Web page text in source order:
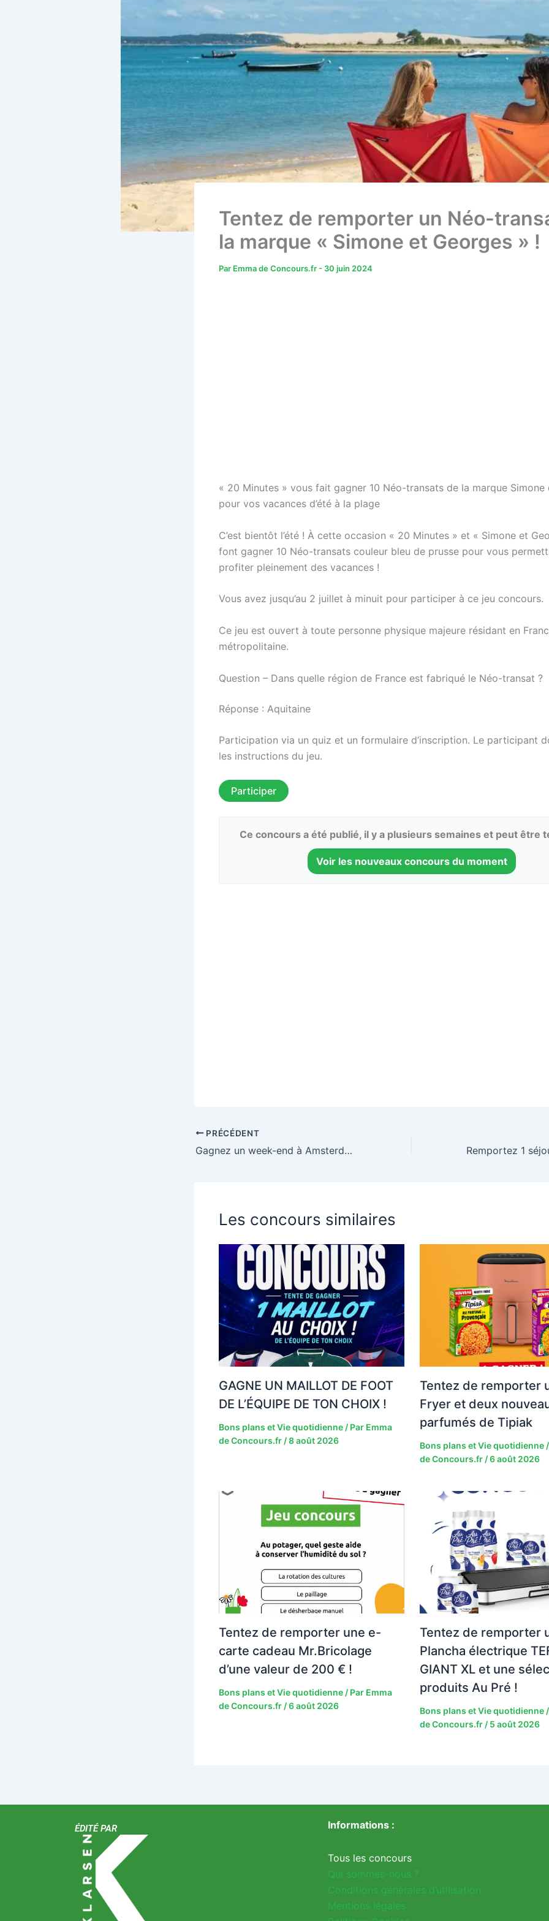
Tentez de remporter un Néo-
la marque « Simone et Georges » !
Par Emma de Concours.fr - 30 juin 2024
« 20 Minutes » vous fait gagner 10 Néo-transats de la marque Simone
pour vos vacances d’été à la plage
C’est bientôt l’été ! À cette occasion « 20 Minutes » et « Simone et
font gagner 10 Néo-transats couleur bleu de prusse pour vous
profiter pleinement des vacances !
Vous avez jusqu’au 2 juillet à minuit pour participer à ce jeu concours.
Ce jeu est ouvert à toute personne physique majeure résidant en
métropolitaine.
Question – Dans quelle région de France est fabriqué le Néo-transat ?
Réponse : Aquitaine
Participation via un quiz et un formulaire d’inscription. Le participant
les instructions du jeu.
Participer
Ce concours a été publié, il y a plusieurs semaines et peut être
Voir les nouveaux concours du moment
PRÉCÉDENT
Gagnez un week-end à Amsterdam
Les concours similaires
GAGNE UN MAILLOT DE FOOT
DE L’ÉQUIPE DE TON CHOIX !
Bons plans et Vie quotidienne/ Par Emma
de Concours.fr/8 août 2026
Tentez de remporter
Fryer et deux
parfumés de Tipiak
Bons plans et Vie quotidienne/
de Concours.fr/6 août 2026
Tentez de remporter une e-
carte cadeau Mr.Bricolage
d’une valeur de 200 € !
Bons plans et Vie quotidienne/ Par Emma
de Concours.fr/6 août 2026
Tentez de remporter
Plancha électrique
GIANT XL et une
produits Au Pré !
Bons plans et Vie quotidienne/
de Concours.fr/ 5 août 2026
ÉDITÉ PAR Informations :
Tous les concours
Qui sommes-nous ?
Conditions générales d’utilisation
Mentions légales